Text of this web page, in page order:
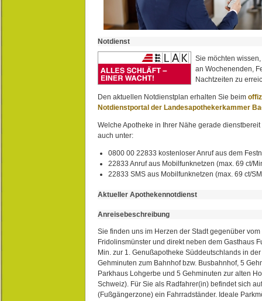
Notdienst
Sie möchten
an Wochenenden,
Nachtzeiten zu
Den aktuellen Notdienstplan erhalten Sie beim
Notdienstportal der Landesapothekerkammer
Welche Apotheke in Ihrer Nähe gerade
auch unter:
0800 00 22833 kostenloser Anruf aus dem
22833 Anruf aus Mobilfunknetzen (max. 69 ct/
22833 SMS aus Mobilfunknetzen (max. 69 ct/
Aktueller Apothekennotdienst
Anreisebeschreibung
Sie finden uns im Herzen der Stadt gegenüber
Fridolinsmünster und direkt neben dem Gasthaus
Min. zur 1. Genußapotheke Süddeutschlands in
Gehminuten zum Bahnhof bzw. Busbahnhof, 5
Parkhaus Lohgerbe und 5 Gehminuten zur alten
Schweiz). Für Sie als Radfahrer(in) befindet sich
(Fußgängerzone) ein Fahrradständer. Ideale